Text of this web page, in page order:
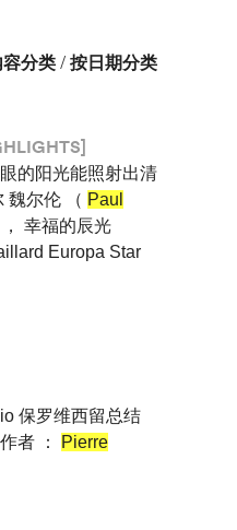
分类 / 按日期分类
的阳光能照射出清
魏尔伦 （ Paul
幸福的辰光
Europa Star
保罗维西留总结
者 ：
Pierre